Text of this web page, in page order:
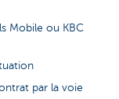
Mobile ou KBC
par la voie